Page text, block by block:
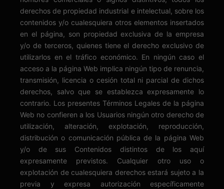
derechos de propiedad industrial e intelectual, sobre los
contenidos y/o cualesquiera otros elementos insertados
en el página, son propiedad exclusiva de la empresa
y/o de terceros, quienes tiene el derecho exclusivo de
utilizarlos en el tráfico económico. En ningún caso el
acceso a la página Web implica ningún tipo de renuncia,
transmisión, licencia o cesión total ni parcial de dichos
derechos, salvo que se establezca expresamente lo
contrario. Los presentes Términos Legales de la página
Web no confieren a los Usuarios ningún otro derecho de
utilización, alteración, explotación, reproducción,
distribución o comunicación pública de la página Web
y/o de sus Contenidos distintos de los aquí
expresamente previstos. Cualquier otro uso o
explotación de cualesquiera derechos estará sujeto a la
previa y expresa autorización específicamente